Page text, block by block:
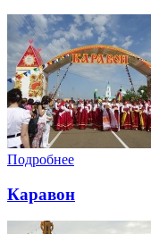
Подробнее
Каравон